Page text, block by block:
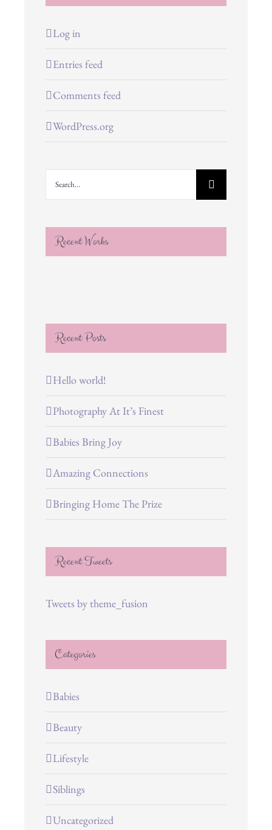
Log in
Entries feed
Comments feed
WordPress.org
Recent Works
Recent Posts
Hello world!
Photography At It’s Finest
Babies Bring Joy
Amazing Connections
Bringing Home The Prize
Recent Tweets
Tweets by theme_fusion
Categories
Babies
Beauty
Lifestyle
Siblings
Uncategorized